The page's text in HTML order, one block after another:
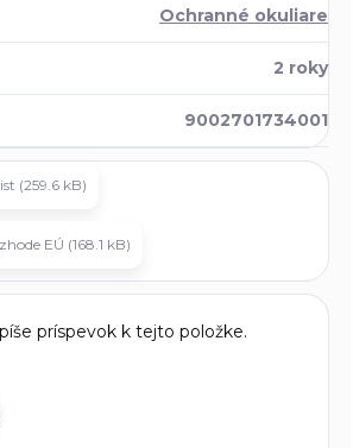
Ochranné okuliare
2 roky
9002701734001
(259.6 kB)
EÚ (168.1 kB)
príspevok k tejto položke.